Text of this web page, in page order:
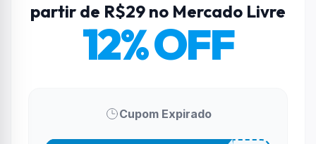
partir de R$29 no Mercado Livre
12% OFF
Cupom Expirado